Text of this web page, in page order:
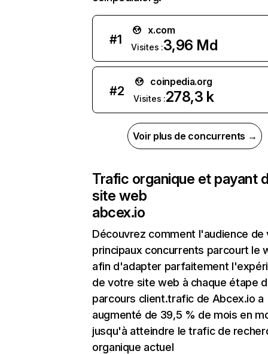
#1
x.com
Visites :3,96 Md
#2
coinpedia.org
Visites :278,3 k
Voir plus de concurrents →
Trafic organique et payant
site web
abcex.io
Découvrez comment l'audience de
principaux concurrents parcourt le
afin d'adapter parfaitement
de votre site web à chaque étape
parcours client.trafic de Abcex.io a
augmenté de 39,5 % de mois en
jusqu'à atteindre le trafic de
organique actuel